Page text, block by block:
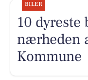
BILER
10
nærheden
Kommune